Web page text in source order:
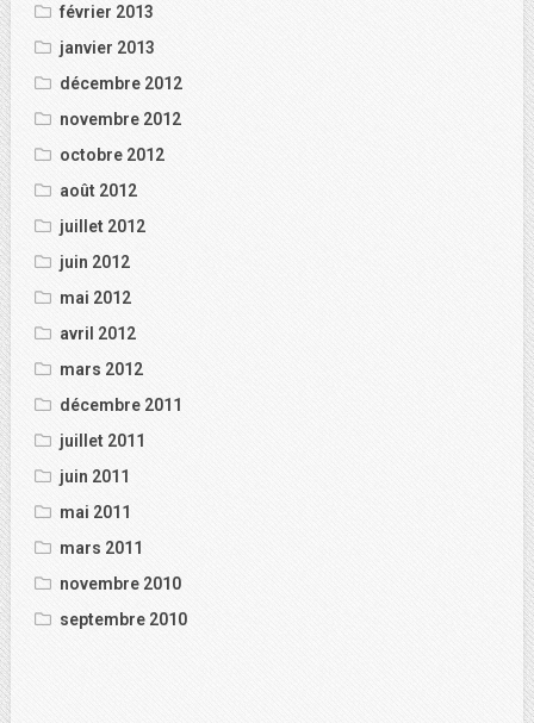
février 2013
janvier 2013
décembre 2012
novembre 2012
octobre 2012
août 2012
juillet 2012
juin 2012
mai 2012
avril 2012
mars 2012
décembre 2011
juillet 2011
juin 2011
mai 2011
mars 2011
novembre 2010
septembre 2010